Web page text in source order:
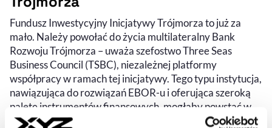
Fundusz Inwestycyjny Inicjatywy Trójmorza to już za
mało. Należy powołać do życia multilateralny Bank
Rozwoju Trójmorza – uważa szefostwo Three Seas
Business Council (TSBC), niezależnej platformy
współpracy w ramach tej inicjatywy. Tego typu instytucja,
nawiązująca do rozwiązań EBOR-u i oferująca szeroką
paletę instrumentów finansowych, mogłaby powstać w
ciągu dwóch, trzech lat.